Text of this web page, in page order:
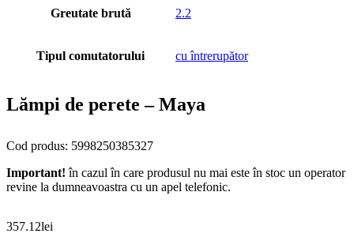
Greutate brută 2.2
Tipul comutatorului cu întrerupător
Lămpi de perete – Maya
Cod produs: 5998250385327
Important! în cazul în care produsul nu mai este în stoc un operator
revine la dumneavoastra cu un apel telefonic.
357.12lei